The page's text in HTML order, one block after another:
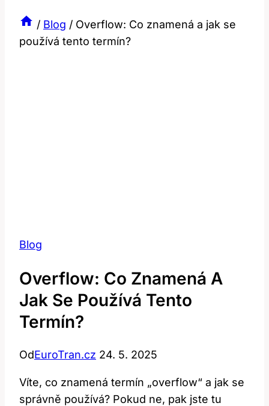
/ Blog / Overflow: Co znamená a jak se
používá tento termín?
Blog
Overflow: Co Znamená A
Jak Se Používá Tento
Termín?
OdEuroTran.cz 24. 5. 2025
Víte, co znamená termín „overflow“ a jak se
správně používá? Pokud ne, pak jste tu